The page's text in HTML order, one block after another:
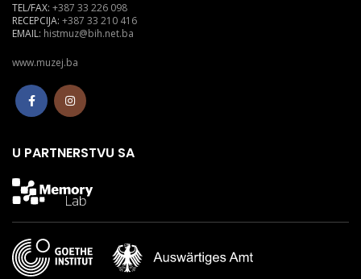
TEL/FAX: +387 33 226 098
RECEPCIJA: +387 33 210 416
EMAIL: histmuz@bih.net.ba
www.muzej.ba
U PARTNERSTVU SA